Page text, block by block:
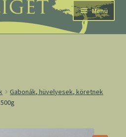
Menü
Gabonák, hüvelyesek, köretnek